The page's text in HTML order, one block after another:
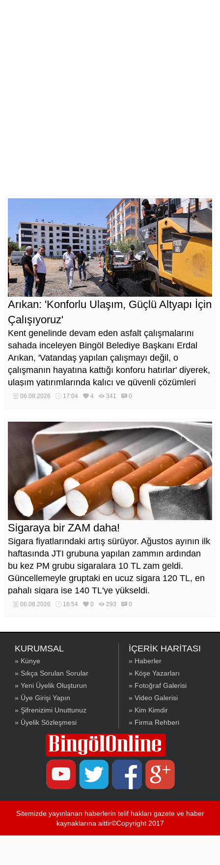
Arıkan: 'Konforlu Ulaşım, Güçlü Altyapı İçin
Çalışıyoruz'
Kent genelinde devam eden asfalt çalışmalarını
sahada inceleyen Bingöl Belediye Başkanı Erdal
Arıkan, 'Vatandaş yapılan çalışmayı değil, o
çalışmanın hayatına kattığı konforu hatırlar' diyerek,
ulaşım yatırımlarında kalıcı ve güvenli çözümleri
öncelediklerini söyledi. Arıkan, bu sezon yaklaşık 40
06.08.2026 17:04 4 341 0
Sigaraya bir ZAM daha!
Sigara fiyatlarındaki artış sürüyor. Ağustos ayının ilk
haftasında JTI grubuna yapılan zammın ardından
bu kez PM grubu sigaralara 10 TL zam geldi.
Güncellemeyle gruptaki en ucuz sigara 120 TL, en
pahalı sigara ise 140 TL'ye yükseldi.
06.08.2026 16:54 0 293 0
KURUMSAL
» Künye
» Sıkça Sorulan Sorular
» Yeni Üyelik Oluşturun
» Üye Girişi Yapın
» Şifrenizimi Unuttunuz
» Üyelik Sözleşmesi
İÇERİK HARİTASI
» Haberler
» Köşe Yazarları
» Fotoğraf Galerisi
» Video Galerisi
» Kim Kimdir
» Firma Rehberi
Sitemizde yayınlanan haberlerin telif hakları gazete ve haber
kaynaklarına aittir©Copyright 2017